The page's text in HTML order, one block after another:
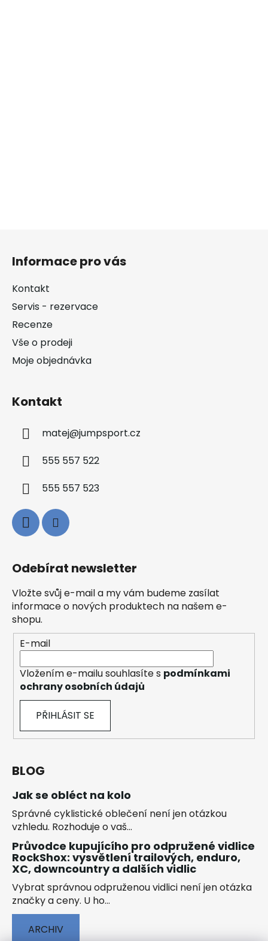
Informace pro vás
Kontakt
Servis - rezervace
Recenze
Vše o prodeji
Moje objednávka
Kontakt
matej@jumpsport.cz
555 557 522
555 557 523
Odebírat newsletter
Vložte svůj e-mail a my vám budeme zasílat
informace o nových produktech na našem e-
shopu.
E-mail
Vložením e-mailu souhlasíte s podmínkami
ochrany osobních údajů
PŘIHLÁSIT SE
BLOG
Jak se obléct na kolo
Správné cyklistické oblečení není jen otázkou
vzhledu. Rozhoduje o vaš...
Průvodce kupujícího pro odpružené vidlice
RockShox: vysvětlení trailových, enduro,
XC, downcountry a dalších vidlic
Vybrat správnou odpruženou vidlici není jen otázka
značky a ceny. U ho...
ARCHIV